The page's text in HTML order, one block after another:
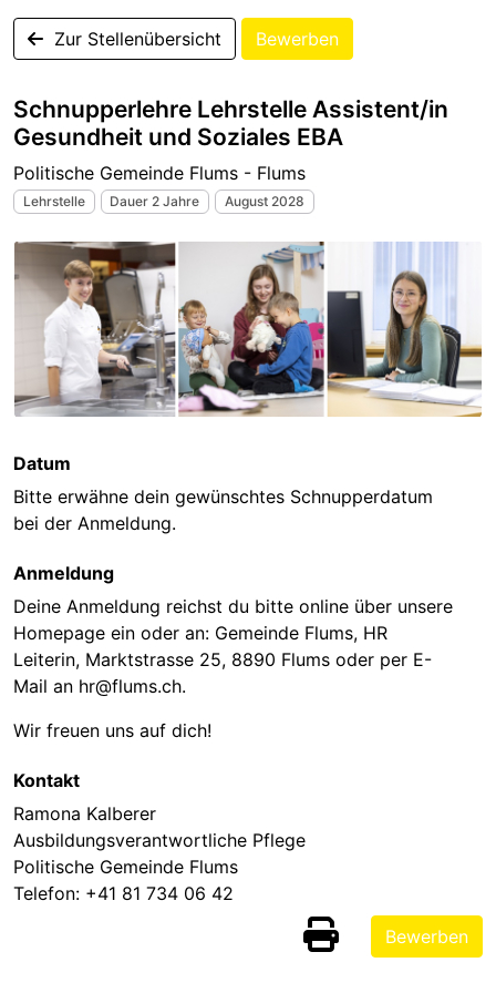
Zur Stellenübersicht Bewerben
Schnupperlehre Lehrstelle Assistent/in
Gesundheit und Soziales EBA
Politische Gemeinde Flums - Flums
Lehrstelle Dauer 2 Jahre August 2028
Datum
Bitte erwähne dein gewünschtes Schnupperdatum
bei der Anmeldung.
Anmeldung
Deine Anmeldung reichst du bitte online über unsere
Homepage ein oder an: Gemeinde Flums, HR
Leiterin, Marktstrasse 25, 8890 Flums oder per E-
Mail an hr@flums.ch.
Wir freuen uns auf dich!
Kontakt
Ramona Kalberer
Ausbildungsverantwortliche Pflege
Politische Gemeinde Flums
Telefon: +41 81 734 06 42
Bewerben